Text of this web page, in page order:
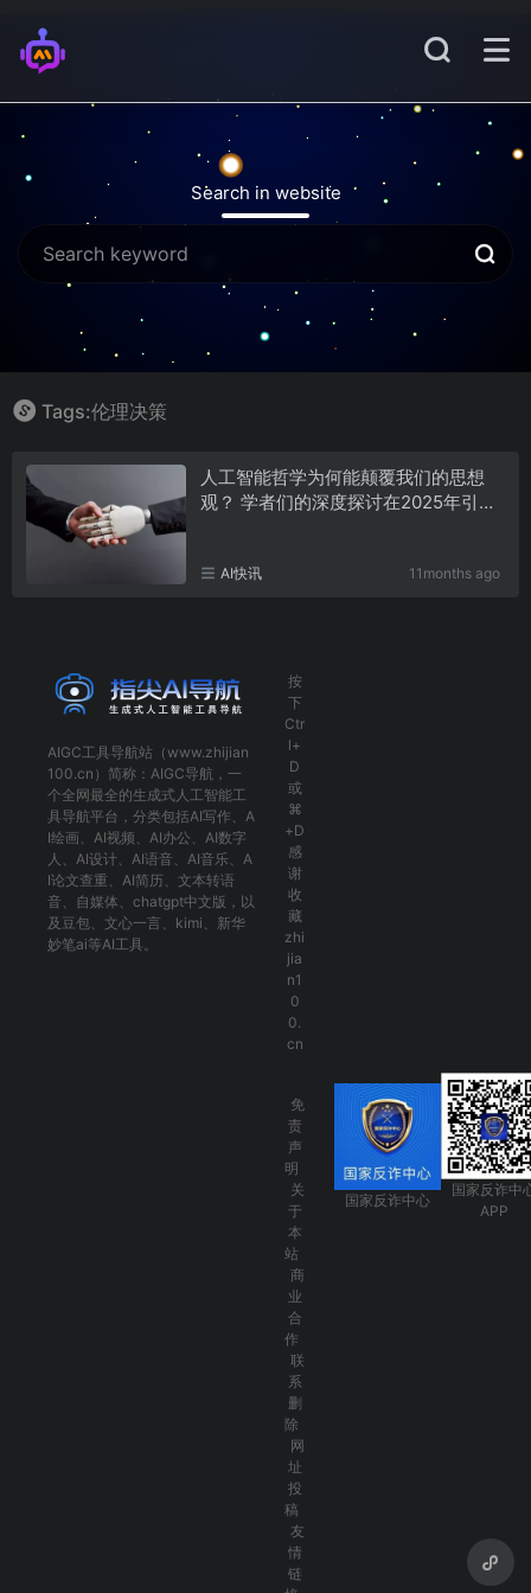
Search in website
Tags:伦理决策
人工智能哲学为何能颠覆我们的思想
观？ 学者们的深度探讨在2025年引发
AI快讯 11months ago
AIGC工具导航站（www.zhijian
100.cn）简称： AIGC导航 ，一
个全网最全的生成式人工智能工
具导航平台，分类包括AI写作 、 A
I绘画 、 AI视频 、 AI办公 、 AI数字
人 、 AI设计、 AI语音、 AI音乐、 A
I论文查重 、 AI简历 、 文本转语
音、 自媒体 、 chatgpt中文版 ，以
及 豆包、 文心一言 、 kimi 、 新华
妙笔ai等AI工具。
按
下
Ctr
l+
D
或
⌘
+D
感
谢
收
藏
zhi
jia
n1
0
0.
cn
免
责
声
明
关
于
本
站
商
业
合
作
联
系
删
除
网
址
投
稿
友
情
链
国家反诈中心
国家反诈中
APP